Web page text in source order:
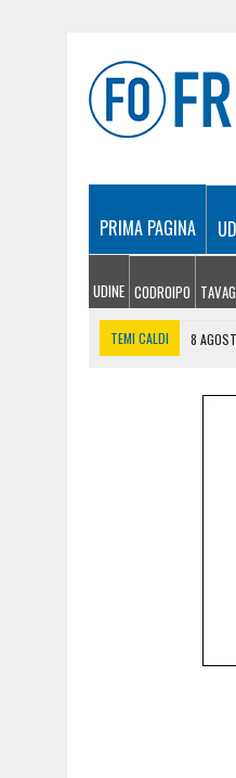
PRIMA PAGINA
UDINE CODROIPO
TEMI CALDI 8